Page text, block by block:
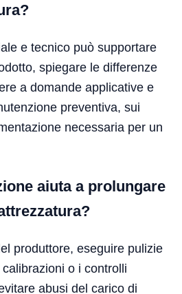
e tecnico può supportare
spiegare le differenze
a domande applicative e
preventiva, sui
necessaria per un
aiuta a prolungare
produttore, eseguire pulizie
o i controlli
abusi del carico di